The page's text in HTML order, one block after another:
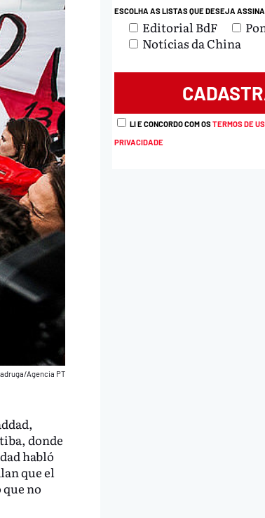
Agencia PT
donde
habló
que el
no
ESCOLHA AS LISTAS QUE DESEJA
Editorial BdF
Notícias da China
LI E CONCORDO COM OSTERMOS DE
PRIVACIDADE